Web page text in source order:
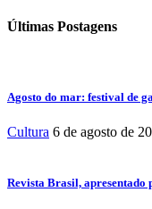
Últimas Postagens
Agosto do mar: festival de
Cultura 6 de agosto de
Revista Brasil, apresentado